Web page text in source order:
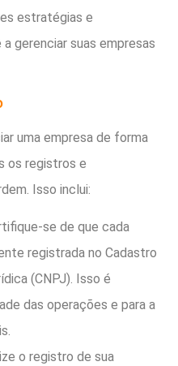
estratégias e
gerenciar suas empresas
uma empresa de forma
os registros e
Isso inclui:
se de que cada
registrada no Cadastro
(CNPJ). Isso é
das operações e para a
o registro de sua